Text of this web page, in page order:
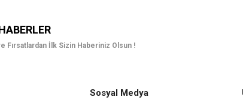
Fırsatlardan İlk Sizin Haberiniz Olsun !
Sosyal Medya